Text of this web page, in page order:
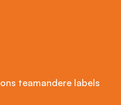
ons teamandere labels